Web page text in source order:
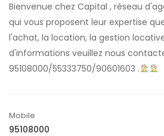
Bienvenue chez Capital , réseau
qui vous proposent leur expertise
l'achat, la location, la gestion
d'informations veuillez nous
95108000/55333750/90601603 .
Mobile
95108000